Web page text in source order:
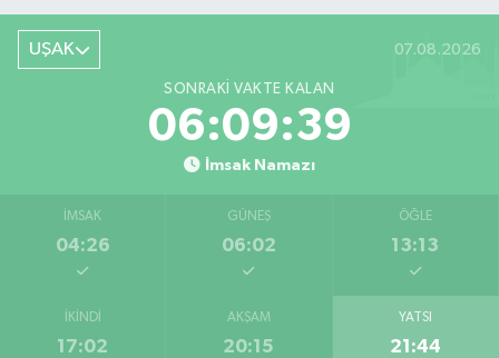
UŞAK 07.08.2026
SONRAKI VAKTE KALAN
06:09:39
İmsak Namazı
İMSAK
04:26
GÜNEŞ
06:02
ÖĞLE
13:13
İKINDI
17:02
AKŞAM
20:15
YATSI
21:44